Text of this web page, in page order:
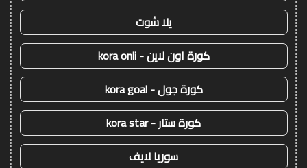
يلا شوت
كورة اون لاين - kora onli
كورة جول - kora goal
كورة ستار - kora star
سوريا لايف